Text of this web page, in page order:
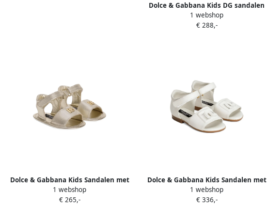
Dolce & Gabbana Kids DG sandalen
Roze
1 webshop
€ 288,-
Dolce & Gabbana Kids Sandalen met
DG-plakkaat Goud
1 webshop
€ 265,-
Dolce & Gabbana Kids Sandalen met
DG-reliëf Wit
1 webshop
€ 336,-